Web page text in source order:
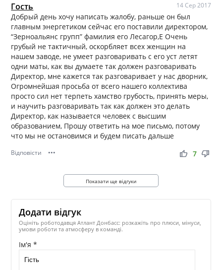
Гость 14 Сер 2017
Добрый день хочу написать жалобу, раньше он был
главным энергетиком сейчас его поставили директором,
“Зерноальянс групп” фамилия его Лесагор,Е Очень
грубый не тактичный, оскорбляет всех женщин на
нашем заводе, не умеет разговаривать с его уст летят
одни маты, как вы думаете так должен разговаривать
Директор, мне кажется так разговаривает у нас дворник,
Огромнейшая просьба от всего нашего коллектива
просто сил нет терпеть хамство грубость, принять меры,
и научить разговаривать так как должен это делать
Директор, как называется человек с высшим
образованием, Прошу ответить на мое письмо, потому
что мы не остановимся и будем писать дальше
Відповісти ••• thumb_up thumb_down
7
Показати ще відгуки
Додати відгук
Оцініть роботодавця Атлант Донбасс: розкажіть про плюси, мінуси,
умови роботи та атмосферу в команді.
Ім'я *